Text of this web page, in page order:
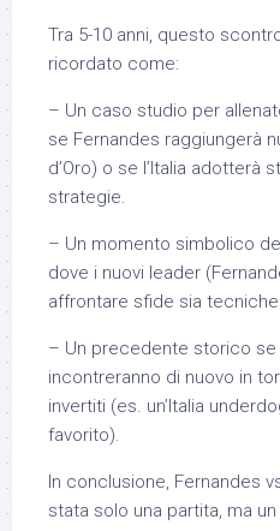
Tra 5-10 anni, questo
ricordato come:
– Un caso studio per
se Fernandes raggiungerà
d’Oro) o se l’Italia adotterà
strategie.
– Un momento simbolico
dove i nuovi leader
affrontare sfide sia
– Un precedente storico se
incontreranno di nuovo in
invertiti (es. un’Italia
favorito).
In conclusione, Fernandes
stata solo una partita, ma